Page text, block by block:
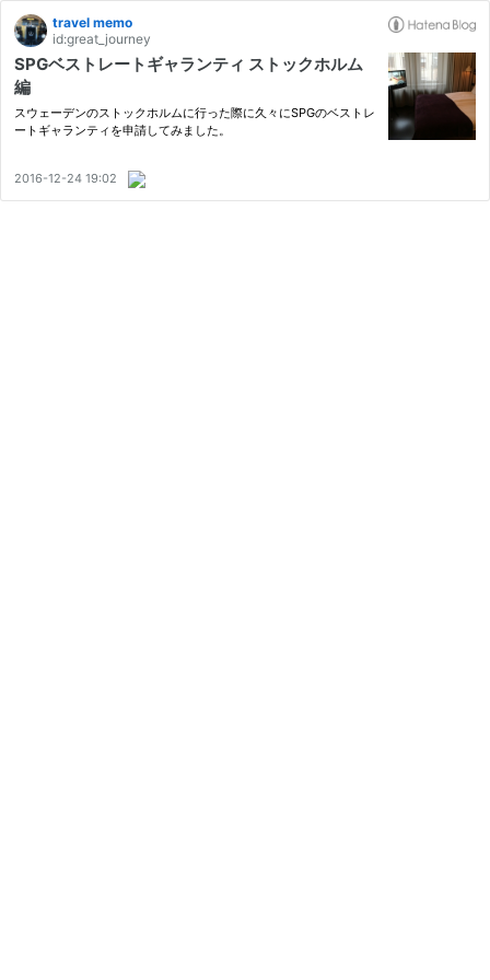
travel memo
id:great_journey
SPGベストレートギャランティ ストックホルム
編
スウェーデンのストックホルムに行った際に久々にSPGのベストレ
ートギャランティを申請してみました。
2016-12-24 19:02